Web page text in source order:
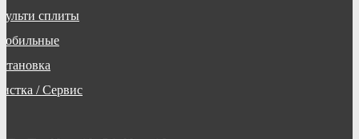
сплиты
/ Сервис